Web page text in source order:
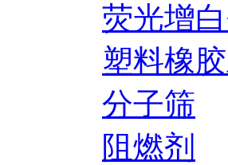
荧光增白
塑料橡
分子筛
阻燃剂